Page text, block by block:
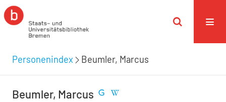
Personenindex Beumler, Marcus
Beumler, Marcus